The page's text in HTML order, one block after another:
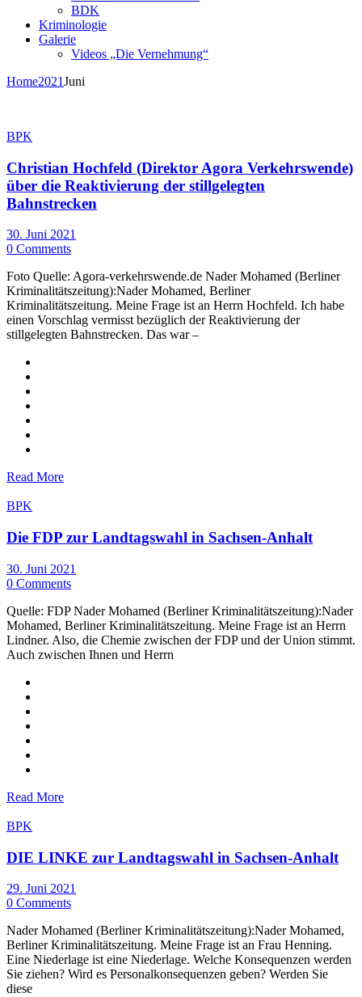
BDK
Kriminologie
Galerie
Videos „Die Vernehmung“
Home2021Juni
BPK
Christian Hochfeld (Direktor Agora Verkehrswende)
über die Reaktivierung der stillgelegten
Bahnstrecken
30. Juni 2021
0 Comments
Foto Quelle: Agora-verkehrswende.de Nader Mohamed (Berliner
Kriminalitätszeitung):Nader Mohamed, Berliner
Kriminalitätszeitung. Meine Frage ist an Herrn Hochfeld. Ich habe
einen Vorschlag vermisst bezüglich der Reaktivierung der
stillgelegten Bahnstrecken. Das war –
Read More
BPK
Die FDP zur Landtagswahl in Sachsen-Anhalt
30. Juni 2021
0 Comments
Quelle: FDP Nader Mohamed (Berliner Kriminalitätszeitung):Nader
Mohamed, Berliner Kriminalitätszeitung. Meine Frage ist an Herrn
Lindner. Also, die Chemie zwischen der FDP und der Union stimmt.
Auch zwischen Ihnen und Herrn
Read More
BPK
DIE LINKE zur Landtagswahl in Sachsen-Anhalt
29. Juni 2021
0 Comments
Nader Mohamed (Berliner Kriminalitätszeitung):Nader Mohamed,
Berliner Kriminalitätszeitung. Meine Frage ist an Frau Henning.
Eine Niederlage ist eine Niederlage. Welche Konsequenzen werden
Sie ziehen? Wird es Personalkonsequenzen geben? Werden Sie
diese